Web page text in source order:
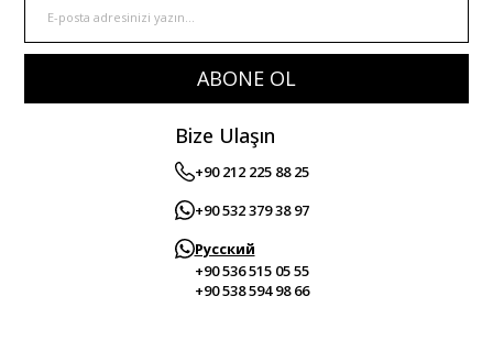
ABONE OL
Bize Ulaşın
+90 212 225 88 25
+90 532 379 38 97
Русский
+90 536 515 05 55
+90 538 594 98 66